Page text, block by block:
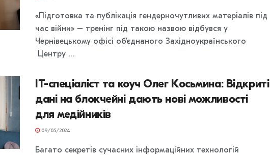
«Підготовка та публікація гендерночутливих матеріалів під
час війни» – тренінг під такою назвою відбувся у
Чернівецькому офісі об’єднаного Західноукраїнського
Центру ...
IT-спеціаліст та коуч Олег Косьмина: Відкриті
дані на блокчейні дають нові можливості
для медійників
09/05/2024
Багато секретів сучасних інформаційних технологій